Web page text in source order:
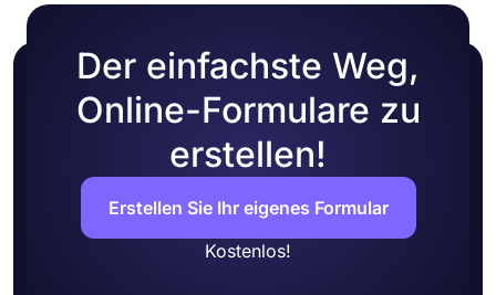
Der einfachste Weg,
Online-Formulare zu
erstellen!
Erstellen Sie Ihr eigenes Formular
Kostenlos!